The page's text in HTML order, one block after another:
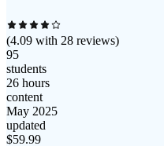
(4.09 with 28 reviews)
95
students
26 hours
content
May 2025
updated
$59.99